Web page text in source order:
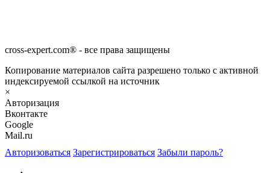
cross-expert.com® - все права защищены
Копирование материалов сайта разрешено только с активной
индексируемой ссылкой на источник
×
Авторизация
Вконтакте
Google
Mail.ru
Авторизоваться Зарегистрироваться Забыли пароль?